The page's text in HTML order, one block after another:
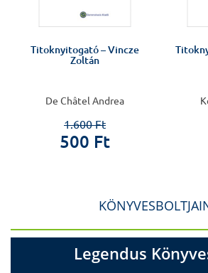
Titoknyitogató – Vincze
Zoltán
De Châtel Andrea
1.600 Ft
500 Ft
Legendus